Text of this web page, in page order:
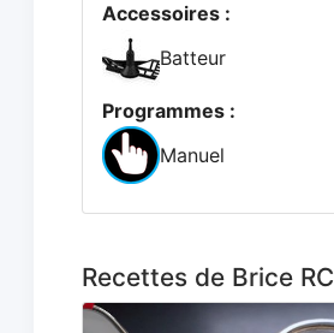
Accessoires :
Batteur
Programmes :
Manuel
Recettes de Brice RC